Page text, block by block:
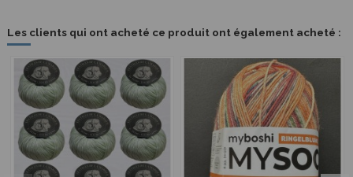
Les clients qui ont acheté ce produit ont également acheté :